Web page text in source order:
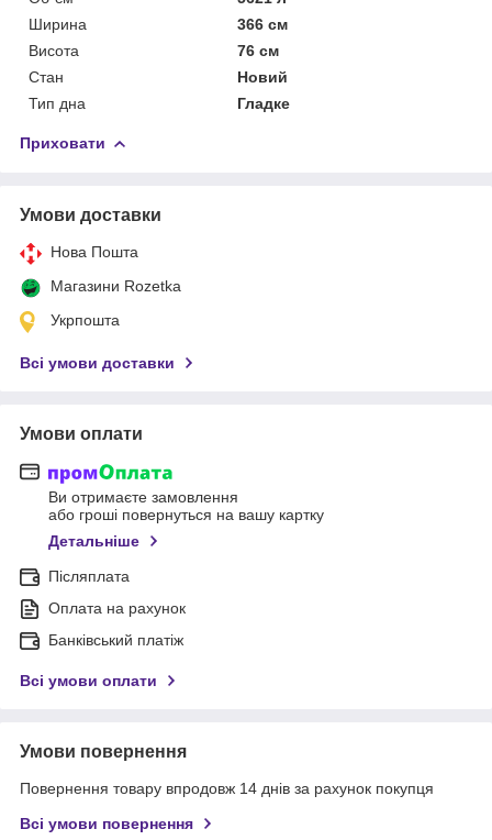
Ширина
366 см
Висота
76 см
Стан
Новий
Тип дна
Гладке
Приховати
Умови доставки
Нова Пошта
Магазини Rozetka
Укрпошта
Всі умови доставки
Умови оплати
Ви отримаєте замовлення
або гроші повернуться на вашу картку
Детальніше
Післяплата
Оплата на рахунок
Банківський платіж
Всі умови оплати
Умови повернення
Повернення товару впродовж 14 днів за рахунок покупця
Всі умови повернення